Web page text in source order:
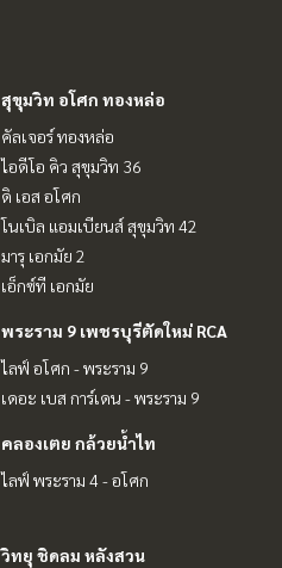
สุขุมวิท อโศก ทองหล่อ
คัลเจอร์ ทองหล่อ
ไอดีโอ คิว สุขุมวิท 36
ดิ เอส อโศก
โนเบิล แอมเบียนส์ สุขุมวิท 42
มารุ เอกมัย 2
เอ็กซ์ที เอกมัย
พระราม 9 เพชรบุรีตัดใหม่ RCA
ไลฟ์ อโศก - พระราม 9
เดอะ เบส การ์เดน - พระราม 9
คลองเตย กล้วยน้ำไท
ไลฟ์ พระราม 4 - อโศก
วิทยุ ชิดลม หลังสวน